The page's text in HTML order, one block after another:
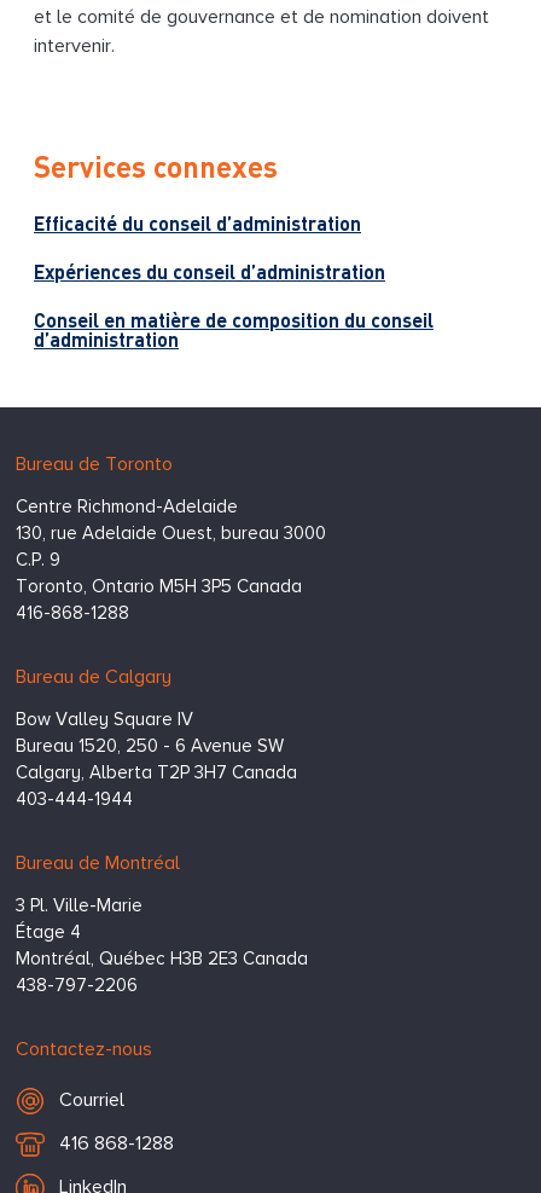
et le comité de gouvernance et de nomination doivent
intervenir.
Services connexes
Efficacité du conseil d’administration
Expériences du conseil d’administration
Conseil en matière de composition du conseil
d’administration
Hugessen
Inc.
https://www.hugessen.com
Bureau de Toronto
Centre Richmond-Adelaide
130, rue Adelaide Ouest, bureau 3000
C.P. 9
Toronto, Ontario M5H 3P5Canada
416-868-1288
Bureau de Calgary
Bow Valley Square IV
Bureau 1520, 250 - 6 Avenue SW
Calgary, Alberta T2P 3H7Canada
403-444-1944
Bureau de Montréal
3 Pl. Ville-Marie
Étage 4
Montréal, Québec H3B 2E3Canada
438-797-2206
Contactez-nous
Courriel
Courriel
T
416 868-1288
LinkedIn